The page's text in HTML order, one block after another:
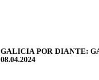
GALICIA POR DIANTE:
08.04.2024